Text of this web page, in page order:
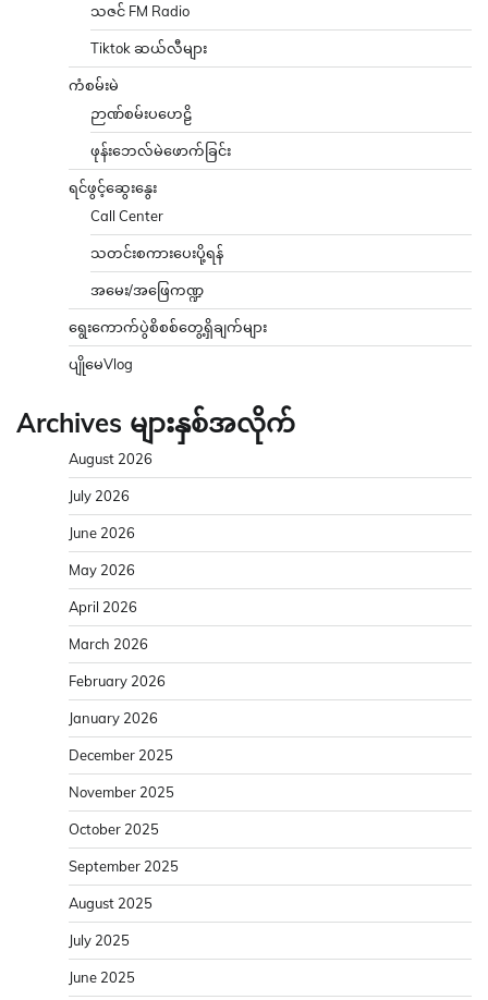
သဇင် FM Radio
Tiktok ဆယ်လီများ
ကံစမ်းမဲ
ဉာဏ်စမ်းပဟေဠိ
ဖုန်းဘေလ်မဲဖောက်ခြင်း
ရင်ဖွင့်ဆွေးနွေး
Call Center
သတင်းစကားပေးပို့ရန်
အမေး/အဖြေကဏ္ဍ
ရွေးကောက်ပွဲစိစစ်တွေ့ရှိချက်များ
ပျိုမေVlog
Archives များနှစ်အလိုက်
August 2026
July 2026
June 2026
May 2026
April 2026
March 2026
February 2026
January 2026
December 2025
November 2025
October 2025
September 2025
August 2025
July 2025
June 2025